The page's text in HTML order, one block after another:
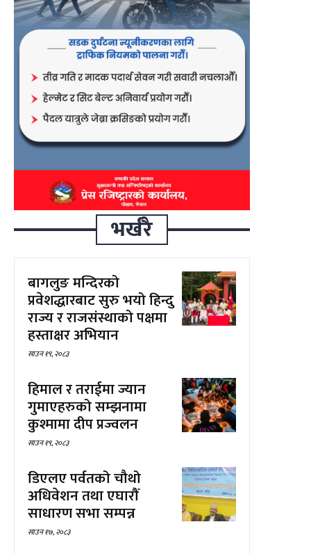
भर्खरै
बागलुङ मन्दिरको
प्रवेशद्धारबाट सुरु भयो हिन्दु
राज्य र राजसंस्थाको पक्षमा
हस्ताक्षर अभियान
साउन १९, २०८३
हिमाल र तराईमा ज्यान
गुमाएहरुको सम्झनामा
कुश्मामा दीप प्रज्वलन
साउन १९, २०८३
डिएलए पर्वतको चौथो
अधिवेशन तथा एघारौँ
साधारण सभा सम्पन्न
साउन १७, २०८३